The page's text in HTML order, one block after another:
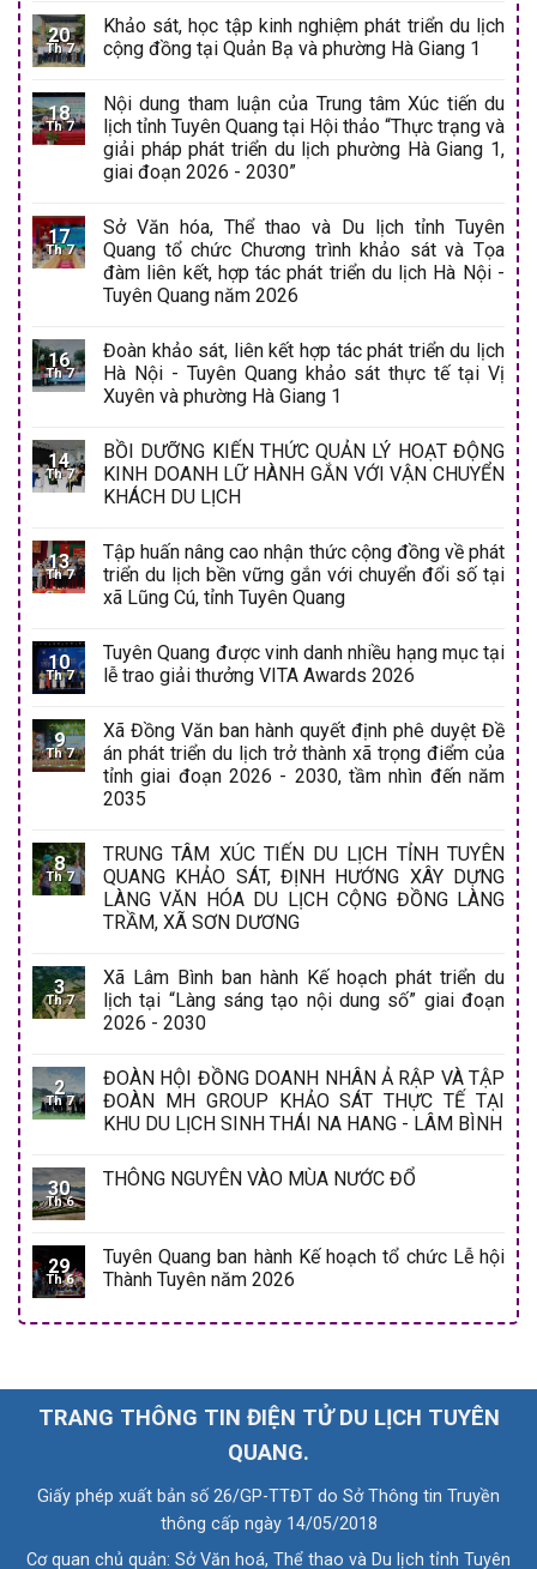
20
Th 7
Khảo sát, học tập kinh nghiệm phát triển du lịch
cộng đồng tại Quản Bạ và phường Hà Giang 1
18
Th 7
Nội dung tham luận của Trung tâm Xúc tiến du
lịch tỉnh Tuyên Quang tại Hội thảo “Thực trạng và
giải pháp phát triển du lịch phường Hà Giang 1,
giai đoạn 2026 - 2030”
17
Th 7
Sở Văn hóa, Thể thao và Du lịch tỉnh Tuyên
Quang tổ chức Chương trình khảo sát và Tọa
đàm liên kết, hợp tác phát triển du lịch Hà Nội -
Tuyên Quang năm 2026
16
Th 7
Đoàn khảo sát, liên kết hợp tác phát triển du lịch
Hà Nội - Tuyên Quang khảo sát thực tế tại Vị
Xuyên và phường Hà Giang 1
14
Th 7
BỒI DƯỠNG KIẾN THỨC QUẢN LÝ HOẠT ĐỘNG
KINH DOANH LỮ HÀNH GẮN VỚI VẬN CHUYỂN
KHÁCH DU LỊCH
13
Th 7
Tập huấn nâng cao nhận thức cộng đồng về phát
triển du lịch bền vững gắn với chuyển đổi số tại
xã Lũng Cú, tỉnh Tuyên Quang
10
Th 7
Tuyên Quang được vinh danh nhiều hạng mục tại
lễ trao giải thưởng VITA Awards 2026
9
Th 7
Xã Đồng Văn ban hành quyết định phê duyệt Đề
án phát triển du lịch trở thành xã trọng điểm của
tỉnh giai đoạn 2026 - 2030, tầm nhìn đến năm
2035
8
Th 7
TRUNG TÂM XÚC TIẾN DU LỊCH TỈNH TUYÊN
QUANG KHẢO SÁT, ĐỊNH HƯỚNG XÂY DỰNG
LÀNG VĂN HÓA DU LỊCH CỘNG ĐỒNG LÀNG
TRẦM, XÃ SƠN DƯƠNG
3
Th 7
Xã Lâm Bình ban hành Kế hoạch phát triển du
lịch tại “Làng sáng tạo nội dung số” giai đoạn
2026 - 2030
2
Th 7
ĐOÀN HỘI ĐỒNG DOANH NHÂN Ả RẬP VÀ TẬP
ĐOÀN MH GROUP KHẢO SÁT THỰC TẾ TẠI
KHU DU LỊCH SINH THÁI NA HANG - LÂM BÌNH
30
Th 6
THÔNG NGUYÊN VÀO MÙA NƯỚC ĐỔ
29
Th 6
Tuyên Quang ban hành Kế hoạch tổ chức Lễ hội
Thành Tuyên năm 2026
TRANG THÔNG TIN ĐIỆN TỬ DU LỊCH TUYÊN
QUANG.
Giấy phép xuất bản số 26/GP-TTĐT do Sở Thông tin Truyền
thông cấp ngày 14/05/2018
Cơ quan chủ quản: Sở Văn hoá, Thể thao và Du lịch tỉnh Tuyên